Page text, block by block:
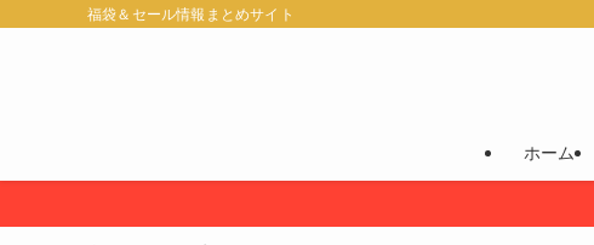
福袋＆セール情報まとめサイト
ホーム